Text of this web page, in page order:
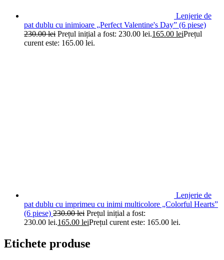
Lenjerie de
pat dublu cu inimioare „Perfect Valentine's Day” (6 piese)
230.00lei Prețul inițial a fost: 230.00 lei.165.00 leiPrețul
curent este: 165.00 lei.
Lenjerie de
pat dublu cu imprimeu cu inimi multicolore „Colorful Hearts”
(6 piese) 230.00lei Prețul inițial a fost:
230.00 lei.165.00 leiPrețul curent este: 165.00 lei.
Etichete produse